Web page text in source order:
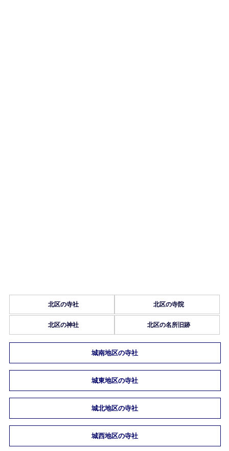
北区の寺社 北区の寺院
北区の神社 北区の名所旧跡
城南地区の寺社
城東地区の寺社
城北地区の寺社
城西地区の寺社